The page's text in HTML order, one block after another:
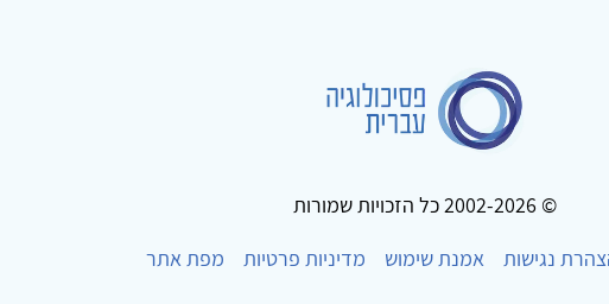
© 2002-2026 כל הזכויות שמורות
נגישות אמנת שימוש מדיניות פרטיות
מפת אתר